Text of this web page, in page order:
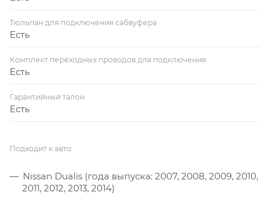
Тюльпан для подключения сабвуфера
Есть
Комплект переходных проводов для подключения
Есть
Гарантийный талон
Есть
Подходит к авто
Nissan Dualis (года выпуска: 2007, 2008, 2009, 2010,
2011, 2012, 2013, 2014)